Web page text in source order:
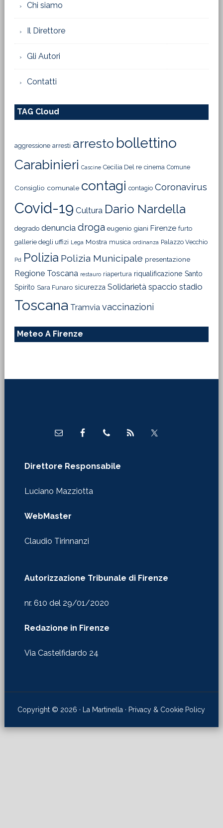
Chi siamo
Il Direttore
Gli Autori
Contatti
TAG Cloud
aggressione arresti arresto bollettino
Carabinieri Cascine Cecilia Del re cinema Comune
Consiglio comunale contagi contagio Coronavirus
Covid-19 Cultura Dario Nardella
degrado denuncia droga eugenio giani Firenze furto
gallerie degli uffizi Lega Mostra musica ordinanza Palazzo Vecchio
Pd Polizia Polizia Municipale presentazione
Regione Toscana restauro riapertura riqualificazione Santo
Spirito Sara Funaro sicurezza Solidarietà spaccio stadio
Toscana Tramvia vaccinazioni
Meteo A Firenze
Direttore Responsabile
Luciano Mazziotta
WebMaster
Claudio Tirinnanzi
Autorizzazione Tribunale di Firenze
nr. 610 del 29/01/2020
Redazione in Firenze
Via Castelfidardo 24
Copyright © 2026 · La Martinella · Privacy & Cookie Policy